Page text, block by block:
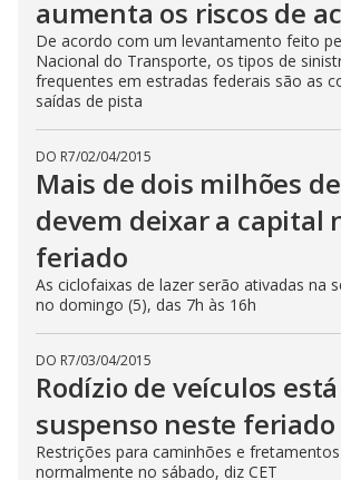
aumenta os riscos de
De acordo com um levantamento feito
Nacional do Transporte, os tipos de
frequentes em estradas federais são as
saídas de pista
DO R7/02/04/2015
Mais de dois milhões
devem deixar a capital
feriado
As ciclofaixas de lazer serão ativadas na
no domingo (5), das 7h às 16h
DO R7/03/04/2015
Rodízio de veículos está
suspenso neste feriado
Restrições para caminhões e
normalmente no sábado, diz CET